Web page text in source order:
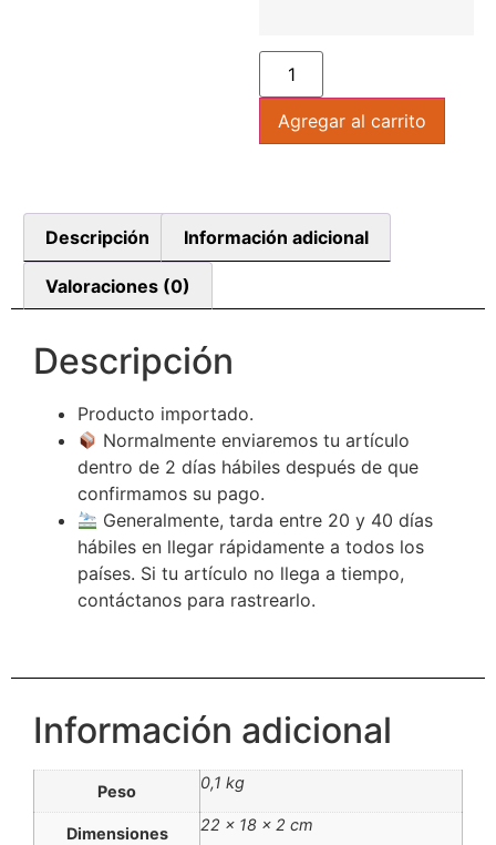
Agregar al carrito
Descripción Información adicional
Valoraciones (0)
Descripción
Producto importado.
Normalmente enviaremos tu artículo
dentro de 2 días hábiles después de que
confirmamos su pago.
Generalmente, tarda entre 20 y 40 días
hábiles en llegar rápidamente a todos los
países. Si tu artículo no llega a tiempo,
contáctanos para rastrearlo.
Información adicional
Peso 0,1 kg
Dimensiones 22 × 18 × 2 cm